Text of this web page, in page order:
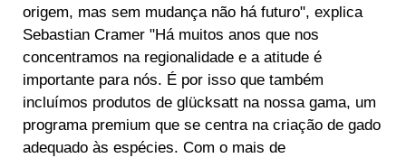
origem, mas sem mudança não há futuro", explica
Sebastian Cramer "Há muitos anos que nos
concentramos na regionalidade e a atitude é
importante para nós. É por isso que também
incluímos produtos de glücksatt na nossa gama, um
programa premium que se centra na criação de gado
adequado às espécies. Com o mais de